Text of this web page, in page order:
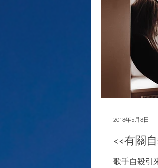
<<有關
歌手自殺引
2018年5月8日